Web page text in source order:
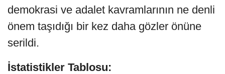
demokrasi ve adalet kavramlarının ne denli
önem taşıdığı bir kez daha gözler önüne
serildi.
İstatistikler Tablosu: